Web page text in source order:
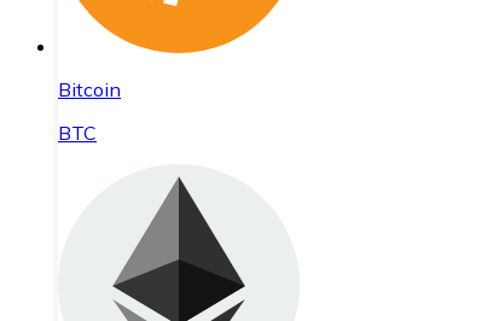
Bitcoin
BTC